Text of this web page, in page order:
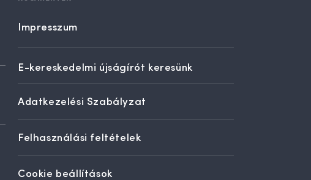
Impresszum
E-kereskedelmi újságírót keresünk
Adatkezelési Szabályzat
Felhasználási feltételek
Cookie beállítások